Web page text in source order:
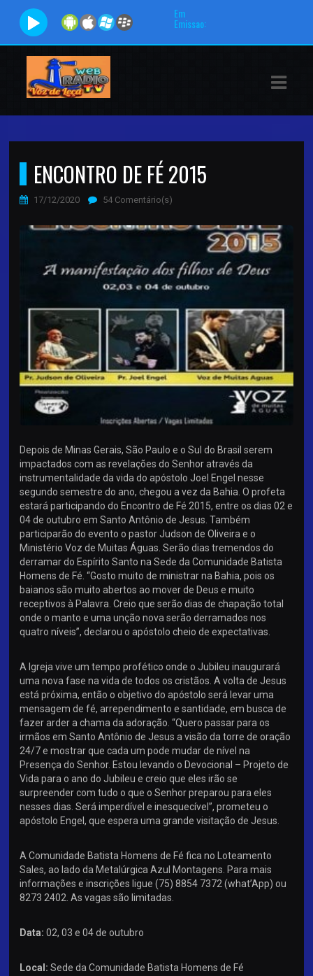
Em
Emissao:
ENCONTRO DE FÉ 2015
17/12/2020 54 Comentário(s)
Depois de Minas Gerais, São Paulo e o Sul do Brasil serem
impactados com as revelações do Senhor através da
instrumentalidade da vida do apóstolo Joel Engel nesse
segundo semestre do ano, chegou a vez da Bahia. O profeta
estará participando do Encontro de Fé 2015, entre os dias 02 e
04 de outubro em Santo Antônio de Jesus. Também
participarão do evento o pastor Judson de Oliveira e o
Ministério Voz de Muitas Águas. Serão dias tremendos do
derramar do Espírito Santo na Sede da Comunidade Batista
Homens de Fé. “Gosto muito de ministrar na Bahia, pois os
baianos são muito abertos ao mover de Deus e muito
receptivos à Palavra. Creio que serão dias de chapação total
onde o manto e uma unção nova serão derramados nos
quatro níveis”, declarou o apóstolo cheio de expectativas.
A Igreja vive um tempo profético onde o Jubileu inaugurará
uma nova fase na vida de todos os cristãos. A volta de Jesus
está próxima, então o objetivo do apóstolo será levar uma
mensagem de fé, arrependimento e santidade, em busca de
fazer arder a chama da adoração. “Quero passar para os
irmãos em Santo Antônio de Jesus a visão da torre de oração
24/7 e mostrar que cada um pode mudar de nível na
Presença do Senhor. Estou levando o Devocional – Projeto de
Vida para o ano do Jubileu e creio que eles irão se
surpreender com tudo o que o Senhor preparou para eles
nesses dias. Será imperdível e inesquecível”, prometeu o
apóstolo Engel, que espera uma grande visitação de Jesus.
A Comunidade Batista Homens de Fé fica no Loteamento
Sales, ao lado da Metalúrgica Azul Montagens. Para mais
informações e inscrições ligue (75) 8854 7372 (what’App) ou
8273 2402. As vagas são limitadas.
Data: 02, 03 e 04 de outubro
Local: Sede da Comunidade Batista Homens de Fé